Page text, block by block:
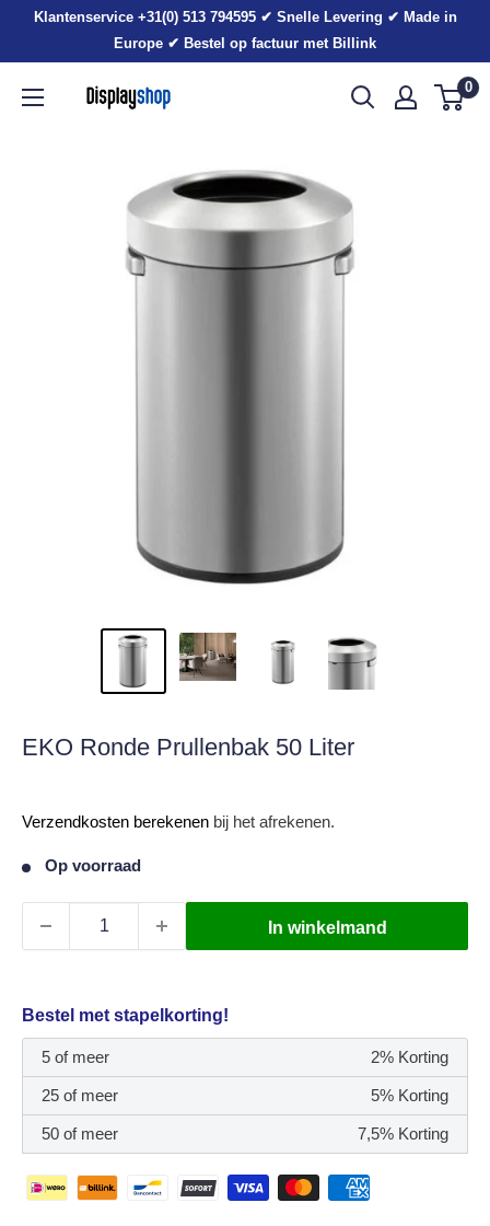
Klantenservice +31(0) 513 794595 ✔ Snelle Levering ✔ Made in
Europe ✔ Bestel op factuur met Billink
Displayshop.nl
0
EKO Ronde Prullenbak 50 Liter
Verkoopprijs
Verzendkosten berekenen bij het afrekenen.
Op voorraad
In winkelmand
Bestel met stapelkorting!
5 of meer 2% Korting
25 of meer 5% Korting
50 of meer 7,5% Korting